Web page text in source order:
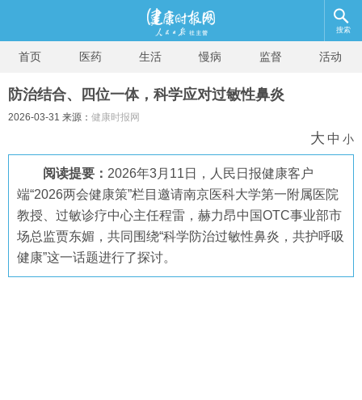
搜索
首页 医药 生活 慢病 监督 活动
防治结合、四位一体，科学应对过敏性鼻炎
2026-03-31 来源： 健康时报网
大 中 小
阅读提要： 2026年3月11日，人民日报健康客户
端“2026两会健康策”栏目邀请南京医科大学第一附属医院
教授、过敏诊疗中心主任程雷，赫力昂中国OTC事业部市
场总监贾东媚，共同围绕“科学防治过敏性鼻炎，共护呼吸
健康”这一话题进行了探讨。